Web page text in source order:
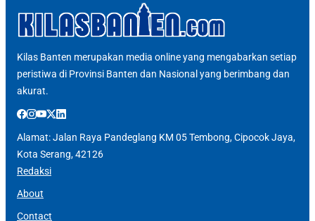
Kilas Banten merupakan media online yang mengabarkan setiap
peristiwa di Provinsi Banten dan Nasional yang berimbang dan
akurat.
Alamat: Jalan Raya Pandeglang KM 05 Tembong, Cipocok Jaya,
Kota Serang, 42126
Redaksi
About
Contact